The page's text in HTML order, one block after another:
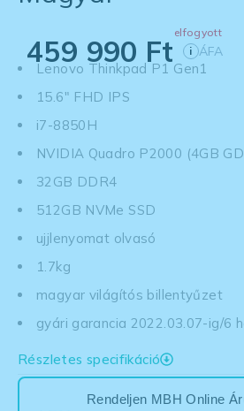
elfogyott
459 990 Ft i ÁFA
Lenovo Thinkpad P1 Gen1
15.6" FHD IPS
i7-8850H
NVIDIA Quadro P2000 (4GB
32GB DDR4
512GB NVMe SSD
ujjlenyomat olvasó
1.7kg
magyar világítós billentyűzet
gyári garancia 2022.03.07-ig/6
Részletes specifikáció
Rendeljen MBH Online